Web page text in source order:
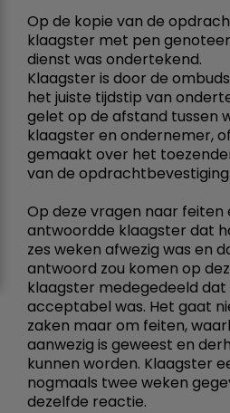
Op de kopie van de
klaagster met pen
dienst was ondertekend.
Klaagster is door de
het juiste tijdstip van
gelet op de afstand tussen
klaagster en ondernemer,
gemaakt over het
van de opdrachtbevestiging.
Op deze vragen naar feiten
antwoordde klaagster dat
zes weken afwezig was en
antwoord zou komen op
klaagster medegedeeld dat
acceptabel was. Het gaat
zaken maar om feiten,
aanwezig is geweest en
kunnen worden. Klaagster
nogmaals twee weken
dezelfde reactie.